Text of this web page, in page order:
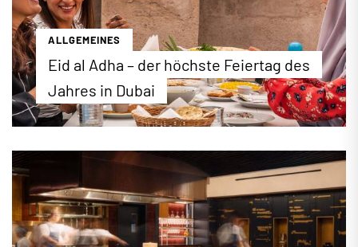
ALLGEMEINES
Eid al Adha – der höchste Feiertag des
Jahres in Dubai
2026 findet das islamische Opferfest (Eid Al-Adha)
den Emiraten als höchster Feiertag und wird vier
Tage lang gefeiert. Wir stellen die Hintergründe
und Feierlichkeiten des religiösen Festes vor.
...mehr erfahren